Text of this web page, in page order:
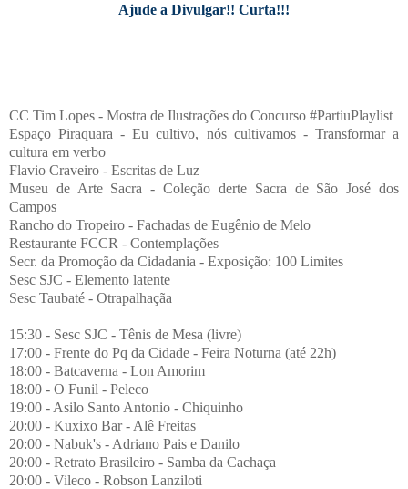
Ajude a Divulgar!! Curta!!!
CC Tim Lopes - Mostra de Ilustrações do Concurso #PartiuPlaylist
Espaço Piraquara - Eu cultivo, nós cultivamos - Transformar a
cultura em verbo
Flavio Craveiro - Escritas de Luz
Museu de Arte Sacra - Coleção derte Sacra de São José dos
Campos
Rancho do Tropeiro - Fachadas de Eugênio de Melo
Restaurante FCCR - Contemplações
Secr. da Promoção da Cidadania - Exposição: 100 Limites
Sesc SJC - Elemento latente
Sesc Taubaté - Otrapalhaçãa
15:30 - Sesc SJC - Tênis de Mesa (livre)
17:00 - Frente do Pq da Cidade - Feira Noturna (até 22h)
18:00 - Batcaverna - Lon Amorim
18:00 - O Funil - Peleco
19:00 - Asilo Santo Antonio - Chiquinho
20:00 - Kuxixo Bar - Alê Freitas
20:00 - Nabuk's - Adriano Pais e Danilo
20:00 - Retrato Brasileiro - Samba da Cachaça
20:00 - Vileco - Robson Lanziloti